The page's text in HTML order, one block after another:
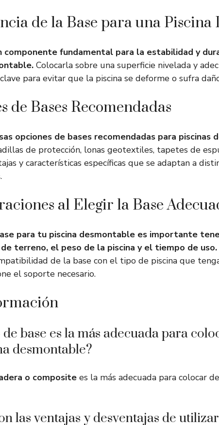
de la Base para una Piscina
componente fundamental para la estabilidad y
Colocarla sobre una superficie nivelada y
para evitar que la piscina se deforme o sufra
de Bases Recomendadas
opciones de bases recomendadas para piscinas
de protección, lonas geotextiles, tapetes de
y características específicas que se adaptan a
al Elegir la Base
para tu piscina desmontable es importante
terreno, el peso de la piscina y el tiempo de uso.
de la base con el tipo de piscina que
el soporte necesario.
base es la más adecuada para
desmontable?
o composite es la más adecuada para colocar
las ventajas y desventajas de